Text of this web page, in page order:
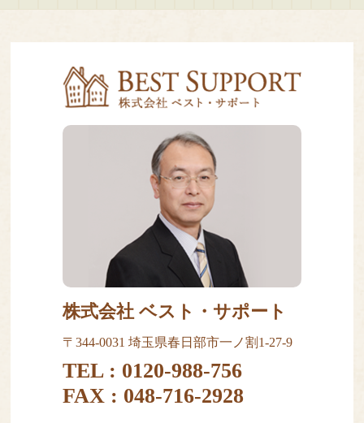
株式会社 ベスト・サポート
〒344-0031 埼玉県春日部市一ノ割1-27-9
TEL : 0120-988-756
FAX : 048-716-2928